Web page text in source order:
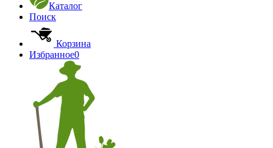
Каталог
Поиск
Корзина
Избранное0